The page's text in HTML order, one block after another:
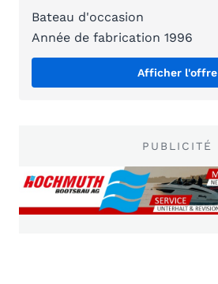
Bateau d'occasion
Année de fabrication 1996
Afficher l'offre
PUBLICITÉ